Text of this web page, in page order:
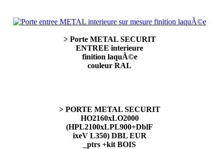
> Porte METAL SECURIT
ENTREE interieure
finition laquÃ©e
couleur RAL
> PORTE METAL SECURIT
HO2160xLO2000
(HPL2100xLPL900+DblF
ixeV L350) DBL EUR
_ptrs +kit BOIS